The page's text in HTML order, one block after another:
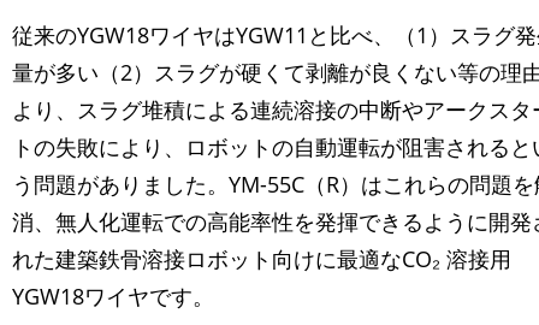
従来のYGW18ワイヤはYGW11と比べ、（1）スラグ
量が多い（2）スラグが硬くて剥離が良くない等の理
より、スラグ堆積による連続溶接の中断やアークスタ
トの失敗により、ロボットの自動運転が阻害されると
う問題がありました。YM-55C（R）はこれらの問題
消、無人化運転での高能率性を発揮できるように開発
れた建築鉄骨溶接ロボット向けに最適なCO₂ 溶接用
YGW18ワイヤです。